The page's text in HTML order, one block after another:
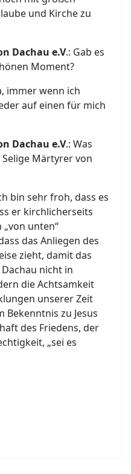
und Kirche zu
Dachau e.V.: Gab es
Moment?
immer wenn ich
auf einen für mich
Dachau e.V.: Was
Märtyrer von
bin sehr froh, dass es
er kirchlicherseits
„von unten“
das Anliegen des
zieht, damit das
nicht in
die Achtsamkeit
unserer Zeit
zu Jesus
des Friedens, der
„sei es